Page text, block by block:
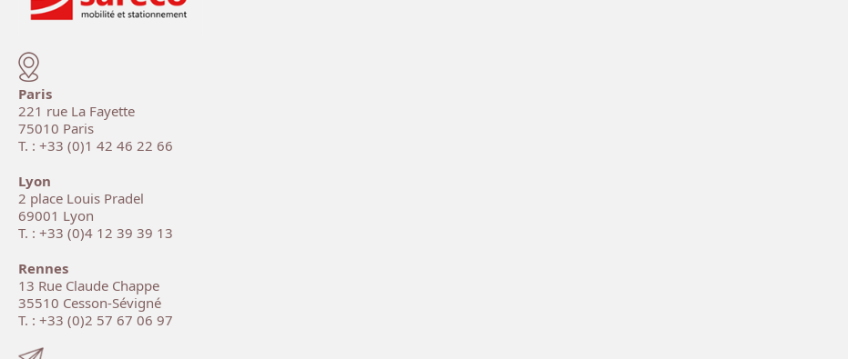
Paris
221 rue La Fayette
75010 Paris
T. : +33 (0)1 42 46 22 66
Lyon
2 place Louis Pradel
69001 Lyon
T. : +33 (0)4 12 39 39 13
Rennes
13 Rue Claude Chappe
35510 Cesson-Sévigné
T. : +33 (0)2 57 67 06 97